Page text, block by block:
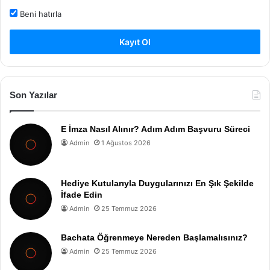
Beni hatırla
Kayıt Ol
Son Yazılar
E İmza Nasıl Alınır? Adım Adım Başvuru Süreci
Admin 1 Ağustos 2026
Hediye Kutularıyla Duygularınızı En Şık Şekilde
İfade Edin
Admin 25 Temmuz 2026
Bachata Öğrenmeye Nereden Başlamalısınız?
Admin 25 Temmuz 2026